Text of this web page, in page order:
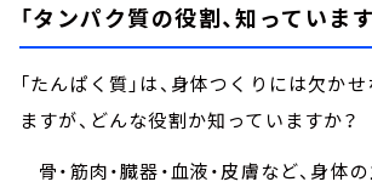
「タンパク質の役割、知っています
「たんぱく質」は、身体つくりには欠か
ますが、どんな役割か知っていますか？
骨・筋肉・臓器・血液・皮膚など、身体